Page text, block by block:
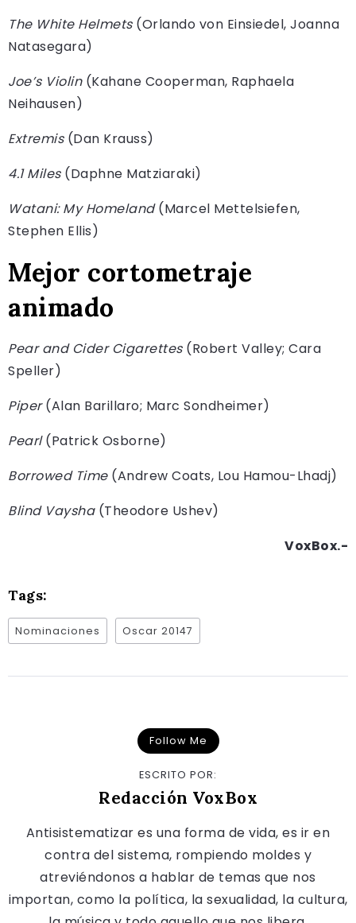
The White Helmets(Orlando von Einsiedel, Joanna
Natasegara)
Joe’s Violin(Kahane Cooperman, Raphaela
Neihausen)
Extremis(Dan Krauss)
4.1 Miles(Daphne Matziaraki)
Watani: My Homeland(Marcel Mettelsiefen,
Stephen Ellis)
Mejor cortometraje
animado
Pear and Cider Cigarettes(Robert Valley; Cara
Speller)
Piper(Alan Barillaro; Marc Sondheimer)
Pearl(Patrick Osborne)
Borrowed Time(Andrew Coats, Lou Hamou-Lhadj)
Blind Vaysha(Theodore Ushev)
VoxBox.-
Tags:
Nominaciones Oscar 20147
Follow Me
ESCRITO POR:
Redacción VoxBox
Antisistematizar es una forma de vida, es ir en
contra del sistema, rompiendo moldes y
atreviéndonos a hablar de temas que nos
importan, como la política, la sexualidad, la cultura,